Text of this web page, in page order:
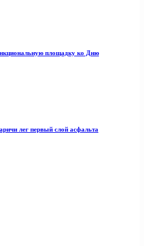
площадку ко Дню
лег первый слой асфальта